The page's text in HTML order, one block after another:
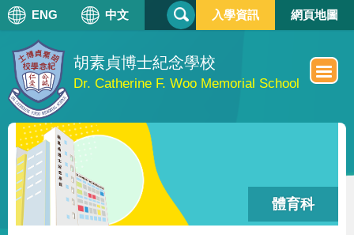
胡素貞博士紀念學校
Dr. Catherine F. Woo Memorial School
ENG 中文 搜
尋
單
入學資訊 網頁地圖
體育科